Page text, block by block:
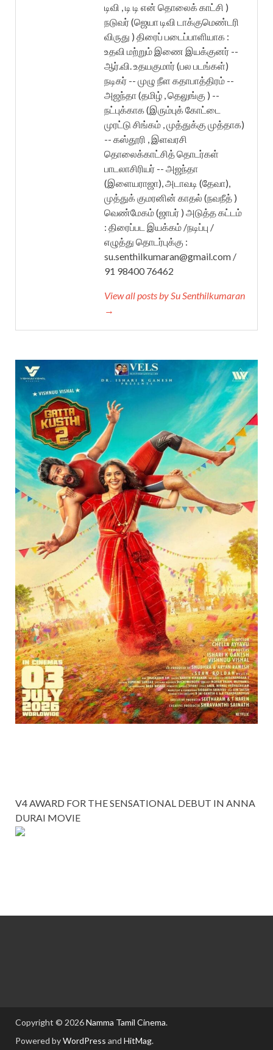
டிவி , டி டி என் தொலைக் காட்சி )
நடுவர் (ஜெயா டிவி டாக்குமெண்டரி
விருது ) திரைப் படைப்பாளியாக :
உதவி மற்றும் இணை இயக்குனர் --
ஆர்.வி. உதயகுமார் (பல படங்கள்)
நடிகர் -- முழு நீள கதாபாத்திரம் --
அஜந்தா (தமிழ் , தெலுங்கு ) --
நட்புக்காக (இரும்புக் கோட்டை
முரட்டு சிங்கம் , முத்துக்கு முத்தாக)
-- கஸ்தூரி , இளவரசி
தொலைக்காட்சித் தொடர்கள்
பாடலாசிரியர் -- அஜந்தா
(இளையராஜா), அடாவடி (தேவா),
முத்துக் குமரனின் காதல் (நவநீத் )
வெண்மேகம் (ஜாபர் ) அடுத்த கட்டம்
: திரைப்பட இயக்கம் /நடிப்பு /
எழுத்து தொடர்புக்கு :
su.senthilkumaran@gmail.com /
91 98400 76462
View all posts by Su Senthilkumaran
→
V4 AWARD FOR THE SENSATIONAL DEBUT IN ANNA
DURAI MOVIE
Copyright © 2026Namma Tamil Cinema.
Powered byWordPress and HitMag.